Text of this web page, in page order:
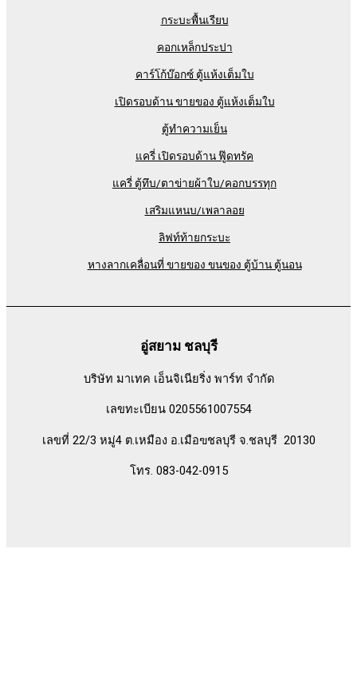
กระบะพื้นเรียบ
คอกเหล็กประปา
คาร์โก้บ๊อกซ์ ตู้แห้งเต็มใบ
เปิดรอบด้าน ขายของ ตู้แห้งเต็มใบ
ตู้ทำความเย็น
แครี่ เปิดรอบด้าน ฟู๊ดทรัค
แครี่ ตู้ทึบ/ตาข่ายผ้าใบ/คอกบรรทุก
เสริมแหนบ/เพลาลอย
ลิฟท์ท้ายกระบะ
หางลากเคลื่อนที่ ขายของ ขนของ ตู้บ้าน ตู้นอน
อู่สยาม ชลบุรี
บริษัท มาเทค เอ็นจิเนียริ่ง พาร์ท จำกัด
เลขทะเบียน 0205561007554
เลขที่ 22/3 หมู่4 ต.เหมือง อ.เมือฃชลบุรี จ.ชลบุรี 20130
โทร. 083-042-0915